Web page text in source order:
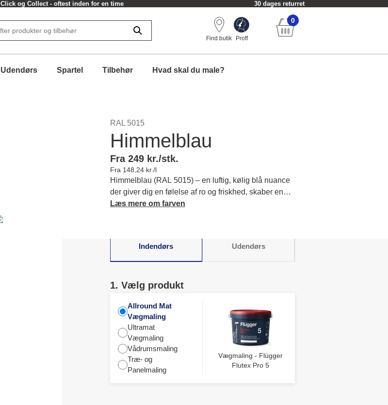
Click og Collect - oftest inden for en time 30 dages returret
Find butik Proff
0
Udendørs Spartel Tilbehør Hvad skal du male?
RAL 5015
Himmelblau
Fra 249 kr./stk.
Fra 148,24 kr./l
Himmelblau (RAL 5015) – en luftig, kølig blå nuance
der giver dig en følelse af ro og friskhed, skaber en
harmonisk atmosfære i dine rum og omgivelser. Læs
Læs mere om farven
Indendørs Udendørs
1. Vælg produkt
Allround Mat
Vægmaling
Ultramat
Vægmaling
Vådrumsmaling
Træ- og
Panelmaling
Vægmaling - Flügger
Flutex Pro 5